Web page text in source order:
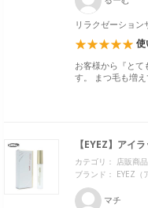
リラクゼーション
使
お客様から『とて
す。 まつ毛も増
【EYEZ】ア
カテゴリ： 店販商品
ブランド： EYEZ（
マチ